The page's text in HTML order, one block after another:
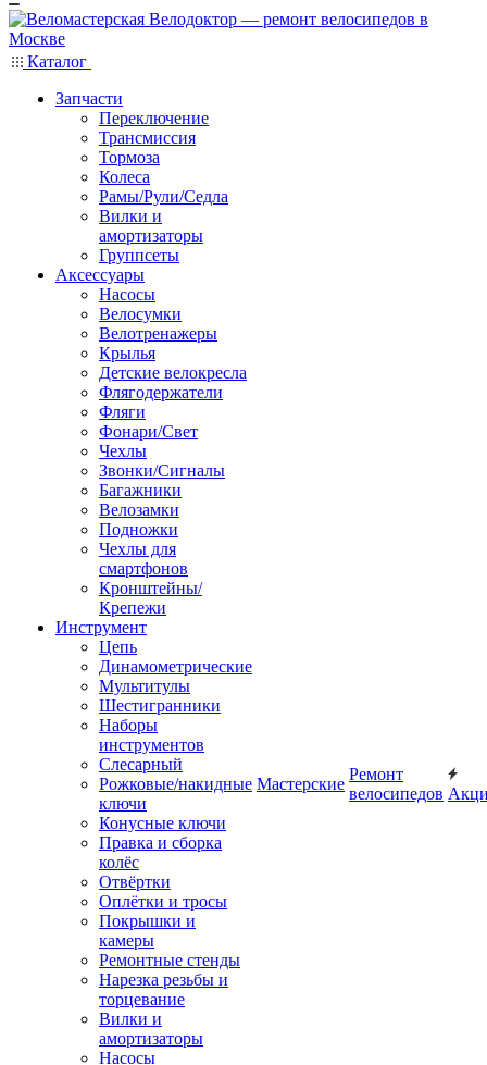
Каталог
Запчасти
Переключение
Трансмиссия
Тормоза
Колеса
Рамы/Рули/Седла
Вилки и
амортизаторы
Группсеты
Аксессуары
Насосы
Велосумки
Велотренажеры
Крылья
Детские велокресла
Флягодержатели
Фляги
Фонари/Свет
Чехлы
Звонки/Сигналы
Багажники
Велозамки
Подножки
Чехлы для
смартфонов
Кронштейны/
Крепежи
Инструмент
Цепь
Динамометрические
Мультитулы
Шестигранники
Наборы
инструментов
Слесарный
Рожковые/накидные
ключи
Конусные ключи
Правка и сборка
колёс
Отвёртки
Оплётки и тросы
Покрышки и
камеры
Ремонтные стенды
Нарезка резьбы и
торцевание
Вилки и
амортизаторы
Насосы
Мастерские
Ремонт
велосипедов